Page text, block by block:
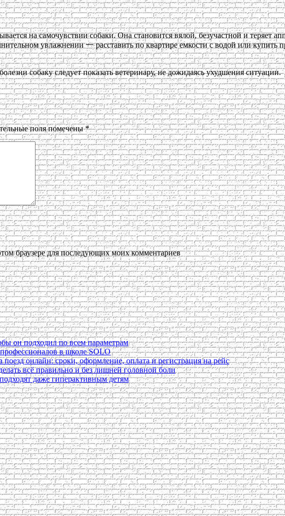
на самочувствии собаки. Она становится вялой, безучастной и теряет
увлажнении 一 расставить по квартире емкости с водой или купить
собаку следует показать ветеринару, не дожидаясь ухудшения ситуации.
поля помечены*
браузере для последующих моих комментариев
он подходил по всем параметрам
в школе SOLO
онлайн: сроки, оформление, оплата и регистрация на рейс
всё правильно и без лишней головной боли
даже гиперактивным детям